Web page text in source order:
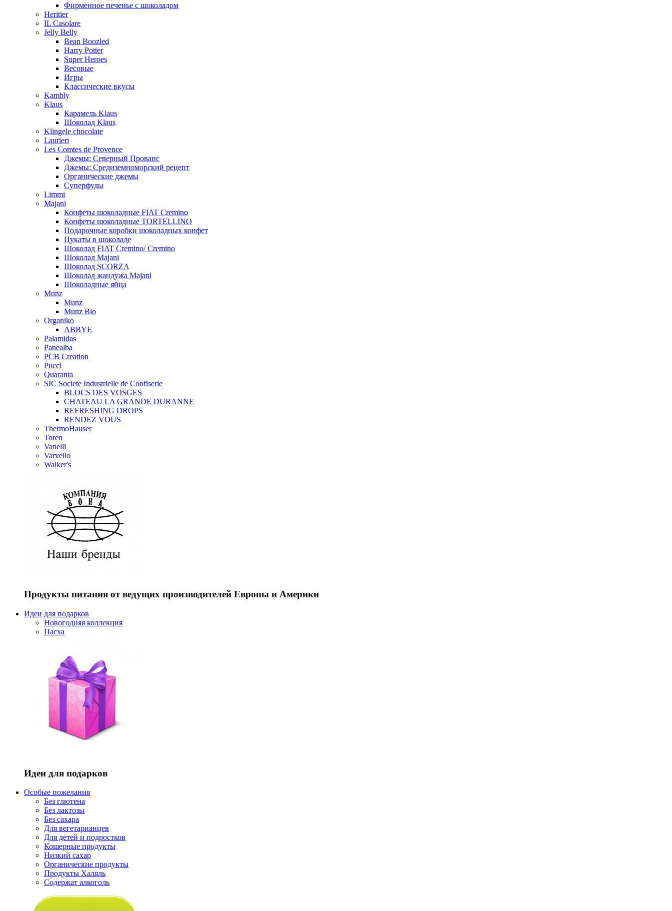
Фирменное печенье с шоколадом
Heritier
IL Casolare
Jelly Belly
Bean Boozled
Harry Potter
Super Heroes
Весовые
Игры
Классические вкусы
Kambly
Klaus
Карамель Klaus
Шоколад Klaus
Klingele chocolate
Laurieri
Les Comtes de Provence
Джемы: Северный Прованс
Джемы: Средиземноморский рецепт
Органические джемы
Суперфуды
Limmi
Majani
Конфеты шоколадные FIAT Cremino
Конфеты шоколадные TORTELLINO
Подарочные коробки шоколадных конфет
Цукаты в шоколаде
Шоколад FIAT Cremino/ Cremino
Шоколад Majani
Шоколад SCORZA
Шоколад жандужа Majani
Шоколадные яйца
Munz
Munz
Munz Bio
Organiko
ABBYE
Palamidas
Panealba
PCB Creation
Pucci
Quaranta
SIC Societe Industrielle de Confiserie
BLOCS DES VOSGES
CHATEAU LA GRANDE DURANNE
REFRESHING DROPS
RENDEZ VOUS
ThermoHauser
Toren
Vanelli
Varvello
Walker's
Продукты питания от ведущих производителей Европы и Америки
Идеи для подарков
Новогодняя коллекция
Пасха
Идеи для подарков
Особые пожелания
Без глютена
Без лактозы
Без сахара
Для вегетарианцев
Для детей и подростков
Кошерные продукты
Низкий сахар
Органические продукты
Продукты Халяль
Содержат алкоголь